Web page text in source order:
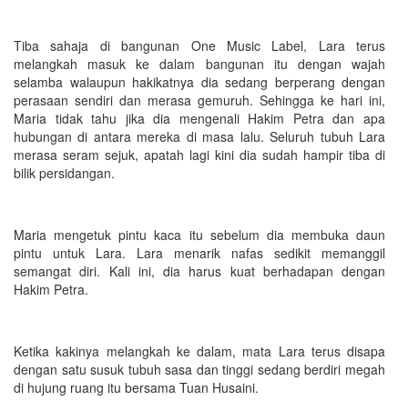
Tiba sahaja di bangunan One Music Label, Lara terus
melangkah masuk ke dalam bangunan itu dengan wajah
selamba walaupun hakikatnya dia sedang berperang dengan
perasaan sendiri dan merasa gemuruh. Sehingga ke hari ini,
Maria tidak tahu jika dia mengenali Hakim Petra dan apa
hubungan di antara mereka di masa lalu. Seluruh tubuh Lara
merasa seram sejuk, apatah lagi kini dia sudah hampir tiba di
bilik persidangan.
Maria mengetuk pintu kaca itu sebelum dia membuka daun
pintu untuk Lara. Lara menarik nafas sedikit memanggil
semangat diri. Kali ini, dia harus kuat berhadapan dengan
Hakim Petra.
Ketika kakinya melangkah ke dalam, mata Lara terus disapa
dengan satu susuk tubuh sasa dan tinggi sedang berdiri megah
di hujung ruang itu bersama Tuan Husaini.